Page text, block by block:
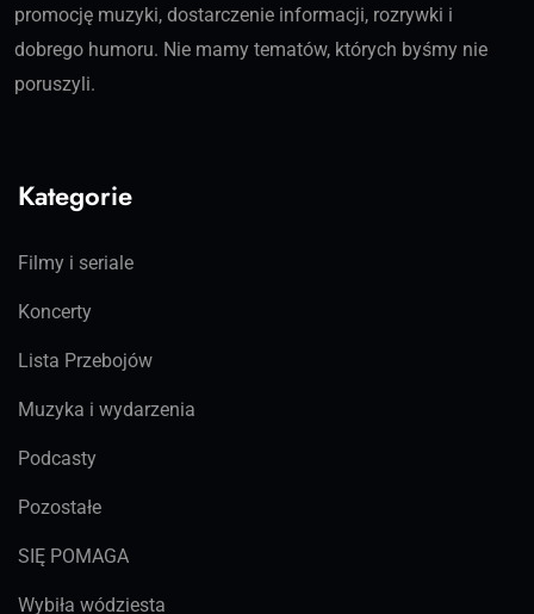
promocję muzyki, dostarczenie informacji, rozrywki i
dobrego humoru. Nie mamy tematów, których byśmy nie
poruszyli.
Kategorie
Filmy i seriale
Koncerty
Lista Przebojów
Muzyka i wydarzenia
Podcasty
Pozostałe
SIĘ POMAGA
Wybiła wódziesta